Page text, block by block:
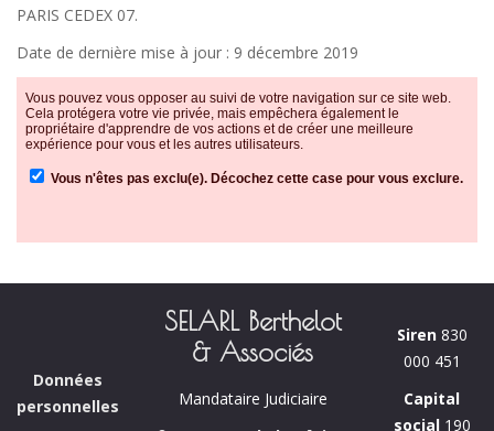
PARIS CEDEX 07.
Date de dernière mise à jour : 9 décembre 2019
Données
personnelles
SELARL Berthelot
& Associés
Mandataire Judiciaire
Siren830
000 451
Capital
social190